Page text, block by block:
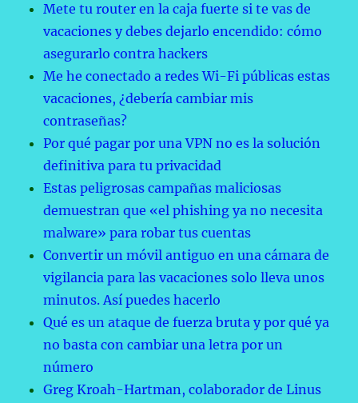
Mete tu router en la caja fuerte si te vas de
vacaciones y debes dejarlo encendido: cómo
asegurarlo contra hackers
Me he conectado a redes Wi-Fi públicas estas
vacaciones, ¿debería cambiar mis
contraseñas?
Por qué pagar por una VPN no es la solución
definitiva para tu privacidad
Estas peligrosas campañas maliciosas
demuestran que «el phishing ya no necesita
malware» para robar tus cuentas
Convertir un móvil antiguo en una cámara de
vigilancia para las vacaciones solo lleva unos
minutos. Así puedes hacerlo
Qué es un ataque de fuerza bruta y por qué ya
no basta con cambiar una letra por un
número
Greg Kroah-Hartman, colaborador de Linus